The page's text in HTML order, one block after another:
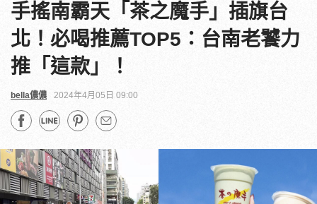
手搖南霸天「茶之魔手」插旗台
北！必喝推薦TOP5：台南老饕力
推「這款」！
bella儂儂 2024年4月05日 09:00